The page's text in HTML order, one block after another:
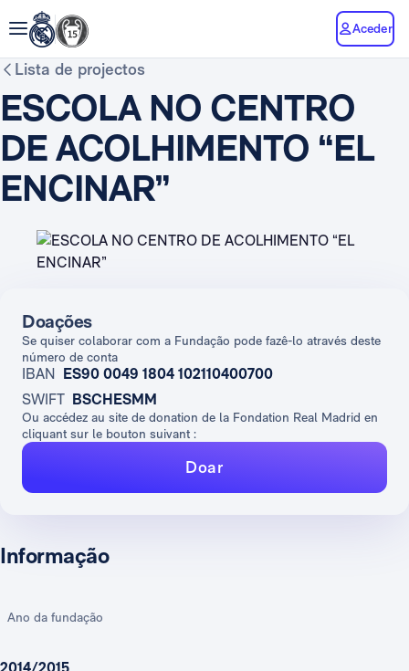
Aceder
Lista de projectos
ESCOLA NO CENTRO
DE ACOLHIMENTO “EL
ENCINAR”
Informação
Ano da fundação
Doações
Se quiser colaborar com a Fundação pode fazê-lo através deste
número de conta
IBAN ES90 0049 1804 102110400700
SWIFT BSCHESMM
Ou accédez au site de donation de la Fondation Real Madrid en
cliquant sur le bouton suivant :
Doar